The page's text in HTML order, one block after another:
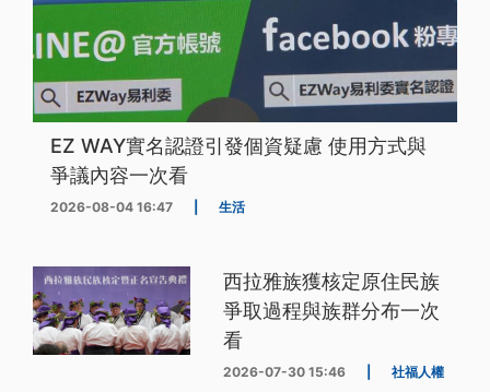
EZ WAY實名認證引發個資疑慮 使用方式與
爭議內容一次看
2026-08-04 16:47 生活
西拉雅族獲核定原住民族
爭取過程與族群分布一次
看
2026-07-30 15:46 社福人權